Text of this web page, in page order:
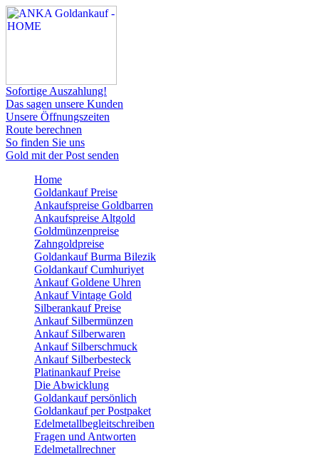
Sofortige Auszahlung!
Das sagen unsere Kunden
Unsere Öffnungszeiten
Route berechnen
So finden Sie uns
Gold mit der Post senden
Home
Goldankauf Preise
Ankaufspreise Goldbarren
Ankaufspreise Altgold
Goldmünzenpreise
Zahngoldpreise
Goldankauf Burma Bilezik
Goldankauf Cumhuriyet
Ankauf Goldene Uhren
Ankauf Vintage Gold
Silberankauf Preise
Ankauf Silbermünzen
Ankauf Silberwaren
Ankauf Silberschmuck
Ankauf Silberbesteck
Platinankauf Preise
Die Abwicklung
Goldankauf persönlich
Goldankauf per Postpaket
Edelmetallbegleitschreiben
Fragen und Antworten
Edelmetallrechner